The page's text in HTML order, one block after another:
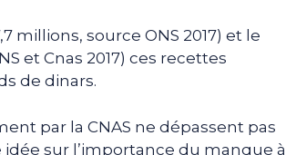
millions, source ONS 2017) et le
et Cnas 2017) ces recettes
de dinars.
par la CNAS ne dépassent pas
sur l’importance du manque à